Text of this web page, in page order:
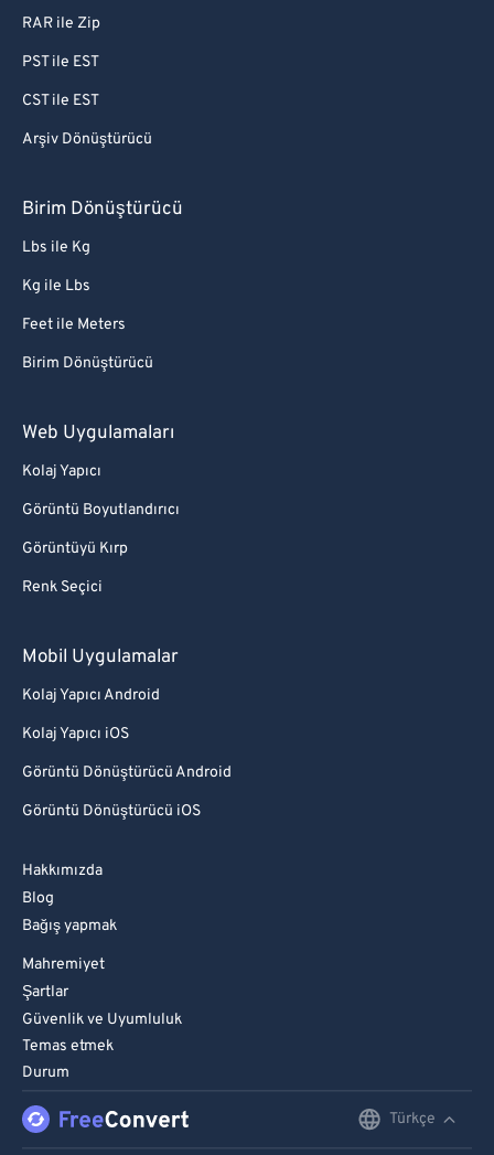
RAR ile Zip
PST ile EST
CST ile EST
Arşiv Dönüştürücü
Birim Dönüştürücü
Lbs ile Kg
Kg ile Lbs
Feet ile Meters
Birim Dönüştürücü
Web Uygulamaları
Kolaj Yapıcı
Görüntü Boyutlandırıcı
Görüntüyü Kırp
Renk Seçici
Mobil Uygulamalar
Kolaj Yapıcı Android
Kolaj Yapıcı iOS
Görüntü Dönüştürücü Android
Görüntü Dönüştürücü iOS
Hakkımızda
Blog
Bağış yapmak
Mahremiyet
Şartlar
Güvenlik ve Uyumluluk
Temas etmek
Durum
Türkçe